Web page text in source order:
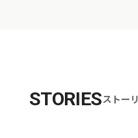
STORIESストー